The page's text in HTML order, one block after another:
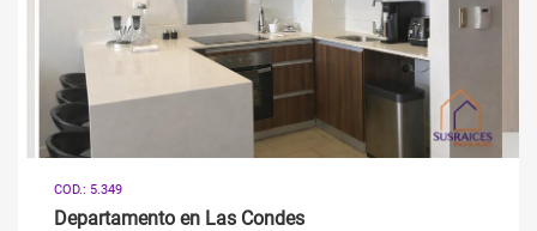
COD.: 5.349
Departamento en Las Condes